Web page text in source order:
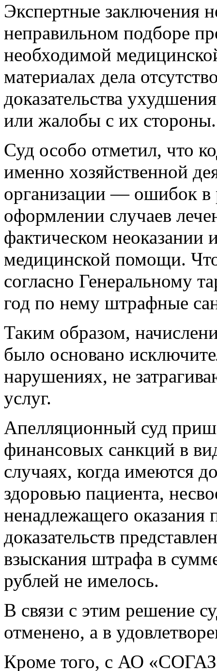
Экспертные заключения
неправильном подборе
необходимой
материалах дела
доказательства
или жалобы с их стороны.
Суд особо отметил, что
именно хозяйственной
организации — ошибок в
оформлении случаев
фактическом неоказании
медицинской помощи. Что
согласно Генеральному
год по нему штрафные
Таким образом,
было основано
нарушениях, не
услуг.
Апелляционный суд
финансовых санкций в
случаях, когда имеются
здоровью пациента,
ненадлежащего
доказательств
взыскания штрафа в
рублей не имелось.
В связи с этим решение
отменено, а в
Кроме того, с АО